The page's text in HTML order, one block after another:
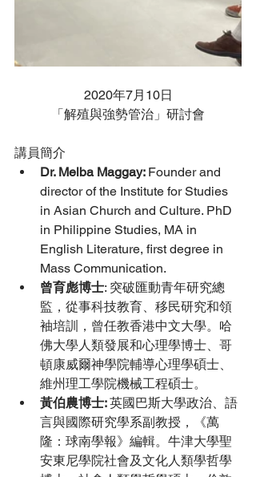
2020年7月10日
「解殖與強勢管治」研討會
講員簡介
Dr. Melba Maggay: Founder and
director of the Institute for Studies
in Asian Church and Culture. PhD
in Philippine Studies, MA in
English Literature, first degree in
Mass Communication.
曾育彪博士: 突破匯動青年研究總
監，從事科技教育、移民研究和領
袖培訓，曾任教香港中文大學。哈
佛大學人類發展和心理學博士、哥
頓康威爾神學院輔導心理學碩士、
維州理工學院機械工程碩士。
黃伯農博士: 英國巴斯大學政治、語
言與國際研究學系副教授，《萬
隆：球南學報》編輯。牛津大學聖
安東尼學院社會及文化人類學哲學